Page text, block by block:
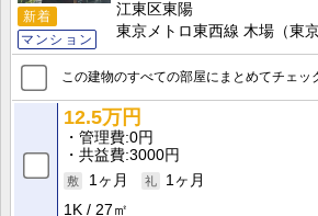
新着
マンション
江東区東陽
東京メトロ東西線 木場（東
この建物のすべての部屋にまとめてチェッ
12.5万円
管理費 0円
共益費 3000円
1ヶ月
1ヶ月
1K
27㎡